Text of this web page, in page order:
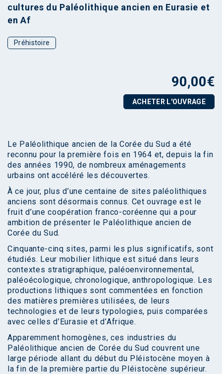
cultures du Paléolithique ancien en Eurasie et
en Af
Préhistoire
90,00€
ACHETER L'OUVRAGE
Le Paléolithique ancien de la Corée du Sud a été
reconnu pour la première fois en 1964 et, depuis la fin
des années 1990, de nombreux aménagements
urbains ont accéléré les découvertes.
À ce jour, plus d’une centaine de sites paléolithiques
anciens sont désormais connus. Cet ouvrage est le
fruit d’une coopération franco-coréenne qui a pour
ambition de présenter le Paléolithique ancien de
Corée du Sud.
Cinquante-cinq sites, parmi les plus significatifs, sont
étudiés. Leur mobilier lithique est situé dans leurs
contextes stratigraphique, paléoenvironnemental,
paléoécologique, chronologique, anthropologique. Les
productions lithiques sont commentées en fonction
des matières premières utilisées, de leurs
technologies et de leurs typologies, puis comparées
avec celles d’Eurasie et d’Afrique.
Apparemment homogènes, ces industries du
Paléolithique ancien de Corée du Sud couvrent une
large période allant du début du Pléistocène moyen à
la fin de la première partie du Pléistocène supérieur.